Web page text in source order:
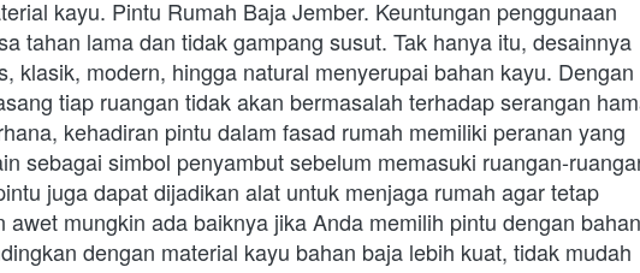
kayu. Pintu Rumah Baja Jember. Keuntungan penggunaan
tahan lama dan tidak gampang susut. Tak hanya itu, desainnya
klasik, modern, hingga natural menyerupai bahan kayu. Dengan
tiap ruangan tidak akan bermasalah terhadap serangan
kehadiran pintu dalam fasad rumah memiliki peranan yang
sebagai simbol penyambut sebelum memasuki ruangan-
juga dapat dijadikan alat untuk menjaga rumah agar tetap
mungkin ada baiknya jika Anda memilih pintu dengan bahan
dengan material kayu bahan baja lebih kuat, tidak mudah